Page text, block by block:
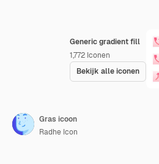
Generic gradient fill
1,772 Iconen
Bekijk alle iconen
Gras icoon
Radhe Icon